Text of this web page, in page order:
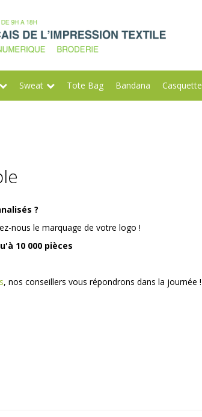
Sweat Tote Bag Bandana Casquette
?
nous le marquage de votre logo !
10 000 pièces
, nos conseillers vous répondrons dans la journée !